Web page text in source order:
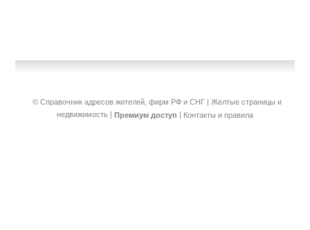
© Справочник адресов жителей, фирм РФ и СНГ | Желтые страницы и
недвижимость | Премиум доступ | Контакты и правила